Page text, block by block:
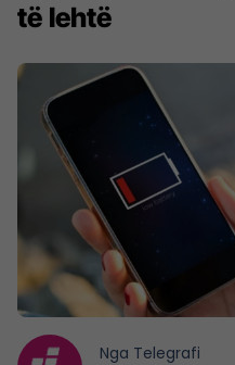
të lehtë
Nga Telegrafi